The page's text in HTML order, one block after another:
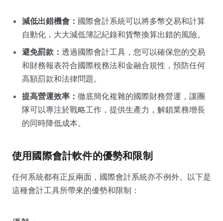
減低出錯機會： 國際會計系統可以將多幣交易和計算
自動化，大大減低簿記紀錄和貨幣換算出錯的風險。
避免罰款： 透過國際會計工具，您可以確保您的交易
和財務報表符合國際稅務法和金融合規性，預防任何
高額罰款和法律問題。
提高營運效率： 徹底簡化複雜的國際財務營運，讓團
隊可以專注於戰略工作，提供生產力，解鎖業務增長
的同時降低成本。
使用國際會計軟件的優勢和限制
任何系統都有正反兩面，國際會計系統亦不例外。以下是
這種會計工具所帶來的優勢和限制：